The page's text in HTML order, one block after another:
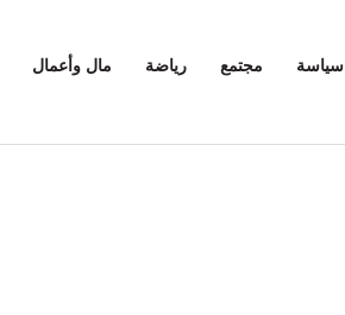
سياسة مجتمع رياضة مال وأعمال